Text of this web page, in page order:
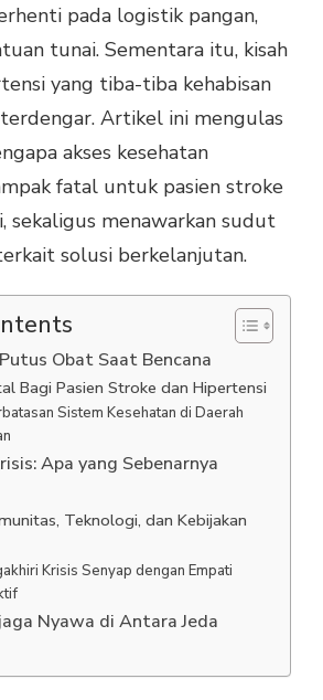
pada logistik pangan,
tunai. Sementara itu, kisah
yang tiba-tiba kehabisan
Artikel ini mengulas
akses kesehatan
fatal untuk pasien stroke
sekaligus menawarkan sudut
solusi berkelanjutan.
Obat Saat Bencana
Bagi Pasien Stroke dan Hipertensi
Sistem Kesehatan di Daerah
Apa yang Sebenarnya
Teknologi, dan Kebijakan
Krisis Senyap dengan Empati
Nyawa di Antara Jeda